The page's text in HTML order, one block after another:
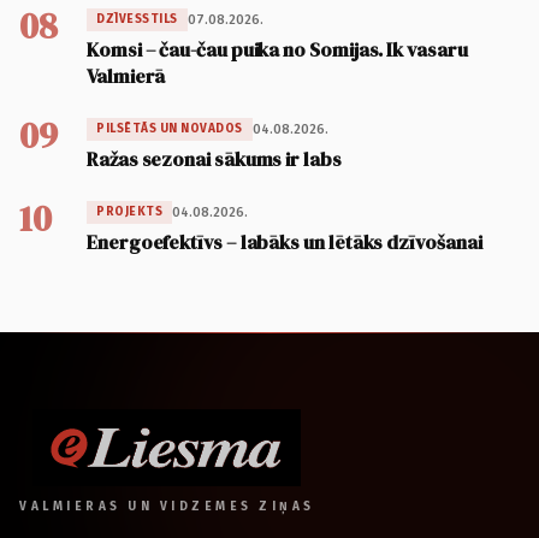
08 DZĪVESSTILS 07.08.2026.
Komsi – čau-čau puika no Somijas. Ik vasaru
Valmierā
09 PILSĒTĀS UN NOVADOS 04.08.2026.
Ražas sezonai sākums ir labs
10 PROJEKTS 04.08.2026.
Energoefektīvs – labāks un lētāks dzīvošanai
VALMIERAS UN VIDZEMES ZIŅAS